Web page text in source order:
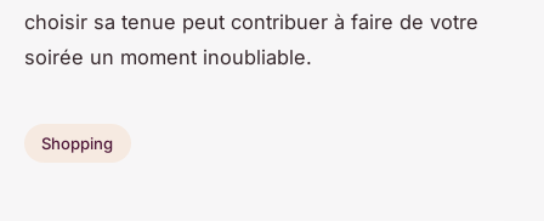
choisir sa tenue peut contribuer à faire de votre
soirée un moment inoubliable.
Shopping